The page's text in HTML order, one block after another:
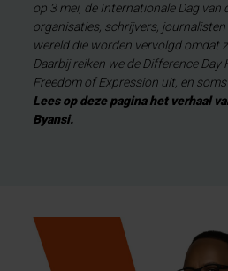
op 3 mei, de Internationale Dag van
organisaties, schrijvers,
wereld die worden vervolgd omdat
Daarbij reiken we de Difference
Freedom of Expression uit, en
Lees op deze pagina het verhaal
Byansi.